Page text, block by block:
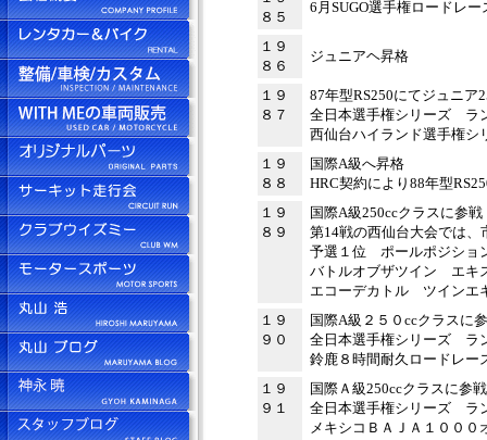
８５
6月SUGO選手権ロードレ
１９
８６
ジュニアヘ昇格
１９
８７
87年型RS250にてジュニア
全日本選手権シリーズ
西仙台ハイランド選手権
１９
８８
国際A級へ昇格
HRC契約により88年型
１９
８９
国際A級250ccクラスに参
第14戦の西仙台大会では、
予選１位 ポールポジショ
バトルオブザツイン エ
エコーデカトル ツイン
１９
９０
国際A級２５０ccクラスに
全日本選手権シリーズ
鈴鹿８時間耐久ロードレ
１９
９１
国際Ａ級250ccクラスに参戦
全日本選手権シリーズ
メキシコＢＡＪＡ１００